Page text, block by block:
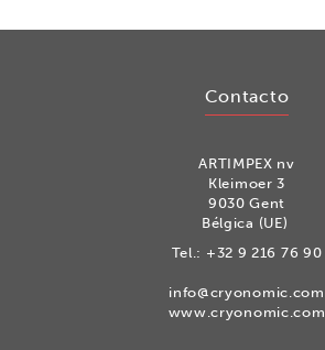
Contacto
ARTIMPEX nv
Kleimoer 3
9030 Gent
Bélgica (UE)
Tel.: +32 9 216 76 90
info@cryonomic.com
www.cryonomic.com